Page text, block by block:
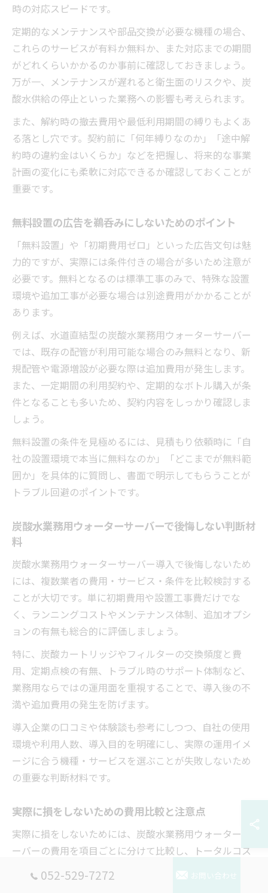
時の対応スピードです。
定期的なメンテナンスや部品交換が必要な機種の場合、
これらのサービスが有料か無料か、また対応までの期間
がどれくらいかかるのか事前に確認しておきましょう。
万が一、メンテナンスが遅れると衛生面のリスクや、炭
酸水供給の停止といった業務への影響も考えられます。
また、解約時の撤去費用や最低利用期間の縛りもよくあ
る落とし穴です。契約前に「何年縛りなのか」「途中解
約時の違約金はいくらか」などを把握し、将来的な事業
計画の変化にも柔軟に対応できるか確認しておくことが
重要です。
無料設置の広告を鵜呑みにしないためのポイント
「無料設置」や「初期費用ゼロ」といった広告文句は魅
力的ですが、実際には条件付きの場合が多いため注意が
必要です。無料となるのは標準工事のみで、特殊な設置
環境や追加工事が必要な場合は別途費用がかかることが
あります。
例えば、水道直結型の炭酸水業務用ウォーターサーバー
では、既存の配管が利用可能な場合のみ無料となり、新
規配管や電源増設が必要な際は追加費用が発生します。
また、一定期間の利用契約や、定期的なボトル購入が条
件となることも多いため、契約内容をしっかり確認しま
しょう。
無料設置の条件を見極めるには、見積もり依頼時に「自
社の設置環境で本当に無料なのか」「どこまでが無料範
囲か」を具体的に質問し、書面で明示してもらうことが
トラブル回避のポイントです。
炭酸水業務用ウォーターサーバーで後悔しない判断材
料
炭酸水業務用ウォーターサーバー導入で後悔しないため
には、複数業者の費用・サービス・条件を比較検討する
ことが大切です。単に初期費用や設置工事費だけでな
く、ランニングコストやメンテナンス体制、追加オプシ
ョンの有無も総合的に評価しましょう。
特に、炭酸カートリッジやフィルターの交換頻度と費
用、定期点検の有無、トラブル時のサポート体制など、
業務用ならではの運用面を重視することで、導入後の不
満や追加費用の発生を防げます。
導入企業の口コミや体験談も参考にしつつ、自社の使用
環境や利用人数、導入目的を明確にし、実際の運用イメ
ージに合う機種・サービスを選ぶことが失敗しないため
の重要な判断材料です。
実際に損をしないための費用比較と注意点
実際に損をしないためには、炭酸水業務用ウォーターサ
ーバーの費用を項目ごとに分けて比較し、トータルコス
費、毎月のレンタル料、消耗品費用、メンテナンス費
052-529-7272 お問い合わせ